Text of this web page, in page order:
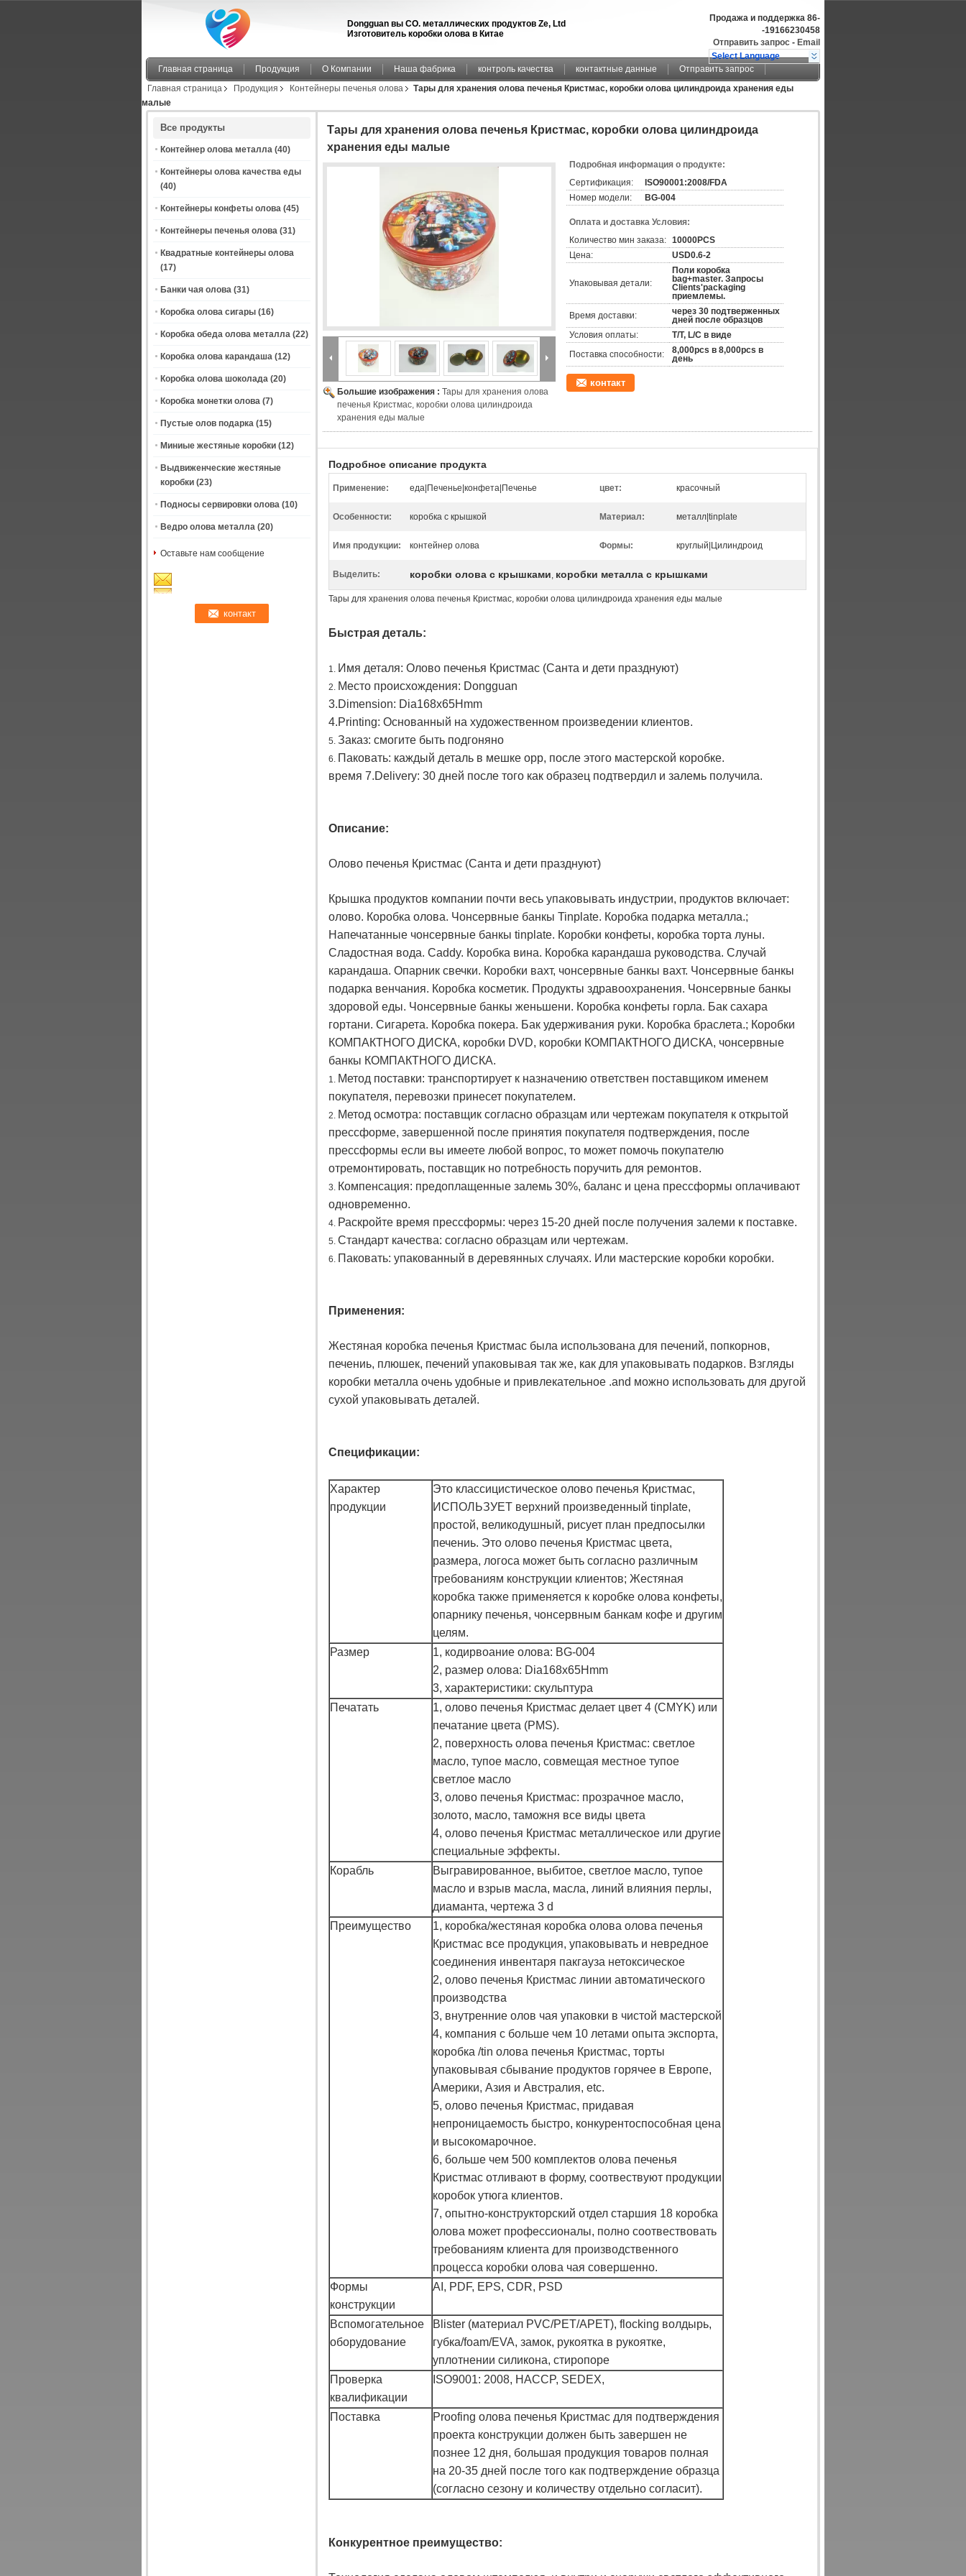
Dongguan вы CO. металлических продуктов Ze, Ltd
Изготовитель коробки олова в Китае
Продажа и поддержка 86-
-19166230458
Отправить запрос - Email
Select Language
Главная страница
Продукция О Компании Наша фабрика контроль качества контактные данные
Отправить запрос
Главная страница
Продукция Контейнеры печенья олова
Тары для хранения олова печенья Кристмас, коробки олова цилиндроида хранения еды
малые
Все продукты
Контейнер олова металла (40)
Контейнеры олова качества еды
(40)
Контейнеры конфеты олова (45)
Контейнеры печенья олова (31)
Квадратные контейнеры олова
(17)
Банки чая олова (31)
Коробка олова сигары (16)
Коробка обеда олова металла (22)
Коробка олова карандаша (12)
Коробка олова шоколада (20)
Коробка монетки олова (7)
Пустые олов подарка (15)
Миниые жестяные коробки (12)
Выдвиженческие жестяные
коробки (23)
Подносы сервировки олова (10)
Ведро олова металла (20)
Оставьте нам сообщение
Тары для хранения олова печенья Кристмас, коробки олова цилиндроида
хранения еды малые
Большие изображения : Тары для хранения олова
печенья Кристмас, коробки олова цилиндроида
хранения еды малые
Подробная информация о продукте:
Сертификация:
ISO90001:2008/FDA
Номер модели:
BG-004
Оплата и доставка Условия:
Количество мин заказа: 10000PCS
Цена:
USD0.6-2
Упаковывая детали:
Поли коробка
bag+master. Запросы
Clients'packaging
приемлемы.
Время доставки:
через 30 подтверженных
дней после образцов
Условия оплаты:
T/T, L/C в виде
Поставка способности:
8,000pcs в 8,000pcs в
день
контакт
Подробное описание продукта
Применение: еда|Печенье|конфета|Печенье цвет: красочный
Особенности: коробка с крышкой Материал: металл|tinplate
Имя продукции: контейнер олова Формы: круглый|Цилиндроид
Выделить: коробки олова с крышками, коробки металла с крышками
Тары для хранения олова печенья Кристмас, коробки олова цилиндроида хранения еды малые
Быстрая деталь:
1. Имя деталя: Олово печенья Кристмас (Санта и дети празднуют)
2. Место происхождения: Dongguan
3.Dimension: Dia168x65Hmm
4.Printing: Основанный на художественном произведении клиентов.
5. Заказ: смогите быть подгоняно
6. Паковать: каждый деталь в мешке opp, после этого мастерской коробке.
время 7.Delivery: 30 дней после того как образец подтвердил и залемь получила.
Описание:
Олово печенья Кристмас (Санта и дети празднуют)
Крышка продуктов компании почти весь упаковывать индустрии, продуктов включает:
олово. Коробка олова. Чонсервные банкы Tinplate. Коробка подарка металла.;
Напечатанные чонсервные банкы tinplate. Коробки конфеты, коробка торта луны.
Сладостная вода. Caddy. Коробка вина. Коробка карандаша руководства. Случай
карандаша. Опарник свечки. Коробки вахт, чонсервные банкы вахт. Чонсервные банкы
подарка венчания. Коробка косметик. Продукты здравоохранения. Чонсервные банкы
здоровой еды. Чонсервные банкы женьшени. Коробка конфеты горла. Бак сахара
гортани. Сигарета. Коробка покера. Бак удерживания руки. Коробка браслета.; Коробки
КОМПАКТНОГО ДИСКА, коробки DVD, коробки КОМПАКТНОГО ДИСКА, чонсервные
банкы КОМПАКТНОГО ДИСКА.
1. Метод поставки: транспортирует к назначению ответствен поставщиком именем
покупателя, перевозки принесет покупателем.
2. Метод осмотра: поставщик согласно образцам или чертежам покупателя к открытой
прессформе, завершенной после принятия покупателя подтверждения, после
прессформы если вы имеете любой вопрос, то может помочь покупателю
отремонтировать, поставщик но потребность поручить для ремонтов.
3. Компенсация: предоплащенные залемь 30%, баланс и цена прессформы оплачивают
одновременно.
4. Раскройте время прессформы: через 15-20 дней после получения залеми к поставке.
5. Стандарт качества: согласно образцам или чертежам.
6. Паковать: упакованный в деревянных случаях. Или мастерские коробки коробки.
Применения:
Жестяная коробка печенья Кристмас была использована для печений, попкорнов,
печениь, плюшек, печений упаковывая так же, как для упаковывать подарков. Взгляды
коробки металла очень удобные и привлекательное .and можно использовать для другой
сухой упаковывать деталей.
Спецификации:
Характер
продукции
Это классицистическое олово печенья Кристмас,
ИСПОЛЬЗУЕТ верхний произведенный tinplate,
простой, великодушный, рисует план предпосылки
печениь. Это олово печенья Кристмас цвета,
размера, логоса может быть согласно различным
требованиям конструкции клиентов; Жестяная
коробка также применяется к коробке олова конфеты,
опарнику печенья, чонсервным банкам кофе и другим
целям.
Размер
1, кодирвоание олова: BG-004
2, размер олова: Dia168x65Hmm
3, характеристики: скульптура
Печатать
1, олово печенья Кристмас делает цвет 4 (CMYK) или
печатание цвета (PMS).
2, поверхность олова печенья Кристмас: светлое
масло, тупое масло, совмещая местное тупое
светлое масло
3, олово печенья Кристмас: прозрачное масло,
золото, масло, таможня все виды цвета
4, олово печенья Кристмас металлическое или другие
специальные эффекты.
Корабль
Выгравированное, выбитое, светлое масло, тупое
масло и взрыв масла, масла, линий влияния перлы,
диаманта, чертежа 3 d
Преимущество
1, коробка/жестяная коробка олова олова печенья
Кристмас все продукция, упаковывать и невредное
соединения инвентаря пакгауза нетоксическое
2, олово печенья Кристмас линии автоматического
производства
3, внутренние олов чая упаковки в чистой мастерской
4, компания с больше чем 10 летами опыта экспорта,
коробка /tin олова печенья Кристмас, торты
упаковывая сбывание продуктов горячее в Европе,
Америки, Азия и Австралия, etc.
5, олово печенья Кристмас, придавая
непроницаемость быстро, конкурентоспособная цена
и высокомарочное.
6, больше чем 500 комплектов олова печенья
Кристмас отливают в форму, соотвествуют продукции
коробок утюга клиентов.
7, опытно-конструкторский отдел старшия 18 коробка
олова может профессионалы, полно соотвествовать
требованиям клиента для производственного
процесса коробки олова чая совершенно.
Формы
конструкции
AI, PDF, EPS, CDR, PSD
Вспомогательное
оборудование
Blister (материал PVC/PET/APET), flocking волдырь,
губка/foam/EVA, замок, рукоятка в рукоятке,
уплотнении силикона, стиропоре
Проверка
квалификации
ISO9001: 2008, HACCP, SEDEX,
Поставка
Proofing олова печенья Кристмас для подтверждения
проекта конструкции должен быть завершен не
познее 12 дня, большая продукция товаров полная
на 20-35 дней после того как подтверждение образца
(согласно сезону и количеству отдельно согласит).
Конкурентное преимущество: